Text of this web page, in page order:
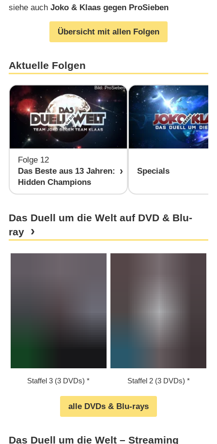
siehe auch Joko & Klaas gegen ProSieben
Übersicht mit allen Folgen
Aktuelle Folgen
Bild: ProSieben
Folge 12
Das Beste aus 13 Jahren:
Hidden Champions
Specials
Das Duell um die Welt auf DVD & Blu-
ray
Staffel 3 (3 DVDs) Staffel 2 (3 DVDs)
alle DVDs & Blu-rays
Das Duell um die Welt – Streaming